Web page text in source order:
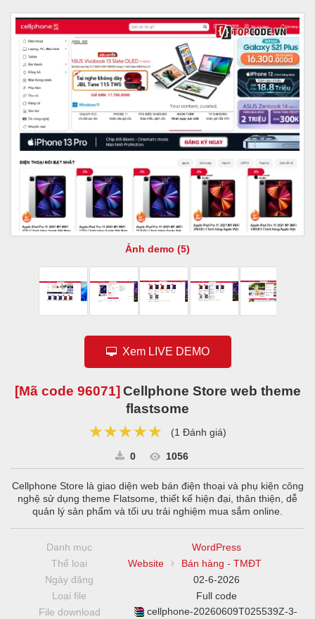
Ảnh demo (5)
Xem LIVE DEMO
[Mã code 96071] Cellphone Store web theme
flastsome
★★★★★
★★★★★
★★★★★ (1 Đánh giá)
0 1056
Cellphone Store là giao diện web bán điện thoại và phụ kiện công
nghệ sử dụng theme Flatsome, thiết kế hiện đại, thân thiện, dễ
quản lý sản phẩm và tối ưu trải nghiệm mua sắm online.
Danh mục
WordPress
Thể loại
Website
Bán hàng - TMĐT
Ngày đăng
02-6-2026
Loại file
Full code
File download
cellphone-20260609T025539Z-3-